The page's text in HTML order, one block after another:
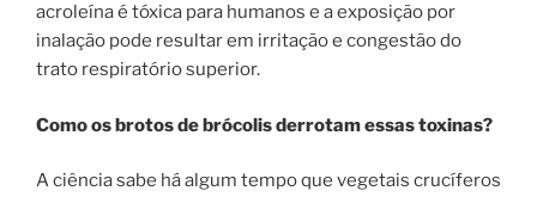
acroleína é tóxica para humanos e a exposição por
inalação pode resultar em irritação e congestão do
trato respiratório superior.
Como os brotos de brócolis derrotam essas toxinas?
A ciência sabe há algum tempo que vegetais crucíferos